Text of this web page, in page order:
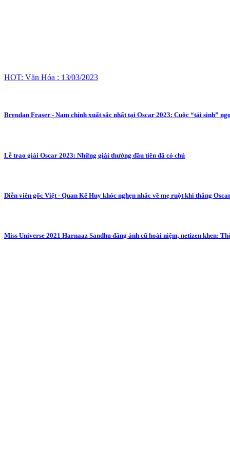
HOT: Văn Hóa : 13/03/2023
Brendan Fraser - Nam chính xuất sắc nhất tại Oscar 2023: Cuộc “tái sinh”
Lễ trao giải Oscar 2023: Những giải thưởng đầu tiên đã có chủ
Diễn viên gốc Việt - Quan Kế Huy khóc nghẹn nhắc về mẹ ruột khi thắng
Miss Universe 2021 Harnaaz Sandhu đăng ảnh cũ hoài niệm, netizen khen: